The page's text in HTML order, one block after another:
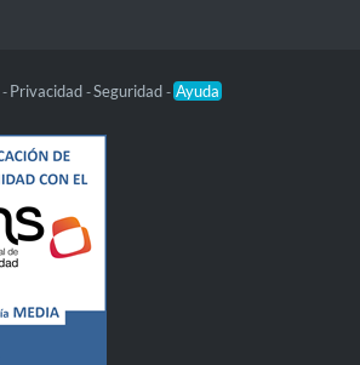
- Privacidad -Seguridad - Ayuda